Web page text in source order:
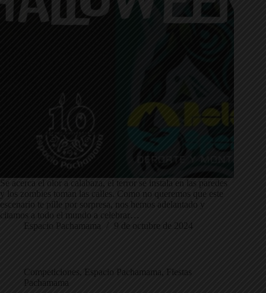
Se acerca el olor a calabaza, el terror se instala en las paredes
y los zombies toman las calles. Como no queremos que este
escenario te pille por sorpresa, nos hemos adelantado y
citamos a todo el mundo a celebrar…
Espacio Pachamama
9 de octubre de 2024
Competiciones , Espacio Pachamama, Fiestas
Pachamama